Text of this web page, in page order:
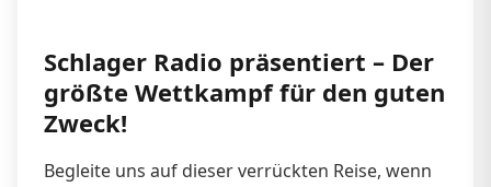
Schlager Radio präsentiert – Der
größte Wettkampf für den guten
Zweck!
Begleite uns auf dieser verrückten Reise, wenn